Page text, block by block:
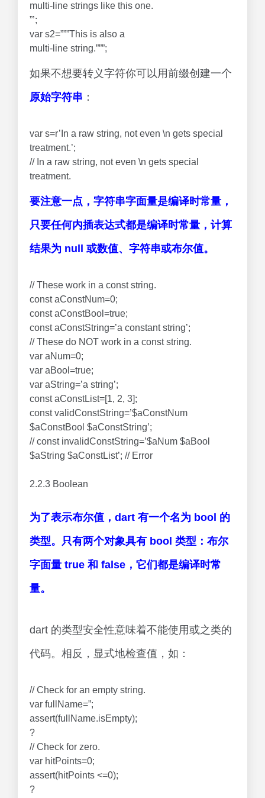
multi-line strings like this one.
”’;
var s2=”””This is also a
multi-line string.”””;
如果不想要转义字符你可以用前缀创建一个
原始字符串 ：
var s=r’In a raw string, not even \n gets special
treatment.’;
// In a raw string, not even \n gets special
treatment.
要注意一点，字符串字面量是编译时常量，
只要任何内插表达式都是编译时常量，计算
结果为 null 或数值、字符串或布尔值。
// These work in a const string.
const aConstNum=0;
const aConstBool=true;
const aConstString=’a constant string’;
// These do NOT work in a const string.
var aNum=0;
var aBool=true;
var aString=’a string’;
const aConstList=[1, 2, 3];
const validConstString=’$aConstNum
$aConstBool $aConstString’;
// const invalidConstString=’$aNum $aBool
$aString $aConstList’; // Error
2.2.3 Boolean
为了表示布尔值，dart 有一个名为 bool 的
类型。只有两个对象具有 bool 类型：布尔
字面量 true 和 false，它们都是编译时常
量。
dart 的类型安全性意味着不能使用或之类的
代码。相反，显式地检查值，如：
// Check for an empty string.
var fullName=”;
assert(fullName.isEmpty);
?
// Check for zero.
var hitPoints=0;
assert(hitPoints <=0);
?